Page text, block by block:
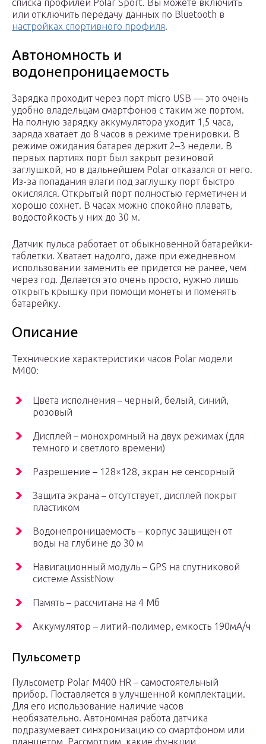
списка профилей Polar Sport. Вы можете включить
или отключить передачу данных по Bluetooth в
настройках спортивного профиля.
Автономность и
водонепроницаемость
Зарядка проходит через порт micro USB — это очень
удобно владельцам смартфонов с таким же портом.
На полную зарядку аккумулятора уходит 1,5 часа,
заряда хватает до 8 часов в режиме тренировки. В
режиме ожидания батарея держит 2–3 недели. В
первых партиях порт был закрыт резиновой
заглушкой, но в дальнейшем Polar отказался от него.
Из-за попадания влаги под заглушку порт быстро
окислялся. Открытый порт полностью герметичен и
хорошо сохнет. В часах можно спокойно плавать,
водостойкость у них до 30 м.
Датчик пульса работает от обыкновенной батарейки-
таблетки. Хватает надолго, даже при ежедневном
использовании заменить ее придется не ранее, чем
через год. Делается это очень просто, нужно лишь
открыть крышку при помощи монеты и поменять
батарейку.
Описание
Технические характеристики часов Polar модели
M400:
Цвета исполнения – черный, белый, синий,
розовый
Дисплей – монохромный на двух режимах (для
темного и светлого времени)
Разрешение – 128×128, экран не сенсорный
Защита экрана – отсутствует, дисплей покрыт
пластиком
Водонепроницаемость – корпус защищен от
воды на глубине до 30 м
Навигационный модуль – GPS на спутниковой
системе AssistNow
Память – рассчитана на 4 Мб
Аккумулятор – литий-полимер, емкость 190мА/ч
Пульсометр
Пульсометр Polar M400 HR – самостоятельный
прибор. Поставляется в улучшенной комплектации.
Для его использование наличие часов
необязательно. Автономная работа датчика
подразумевает синхронизацию со смартфоном или
планшетом. Рассмотрим, какие функции